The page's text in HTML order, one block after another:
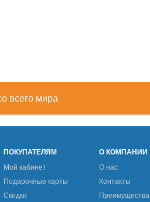
всего мира
ПОКУПАТЕЛЯМ
Мой кабинет
Подарочные карты
Скидки
О КОМПАНИИ
О нас
Контакты
Преимущества